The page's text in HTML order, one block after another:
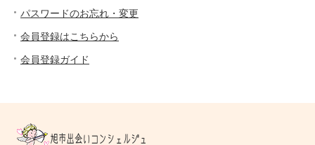
パスワードのお忘れ・変更
会員登録はこちらから
会員登録ガイド